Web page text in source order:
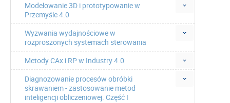
Modelowanie 3D i prototypowanie w
Przemyśle 4.0
Wyzwania wydajnościowe w
rozproszonych systemach sterowania
Metody CAx i RP w Industry 4.0
Diagnozowanie procesów obróbki
skrawaniem - zastosowanie metod
inteligencji obliczeniowej. Część I